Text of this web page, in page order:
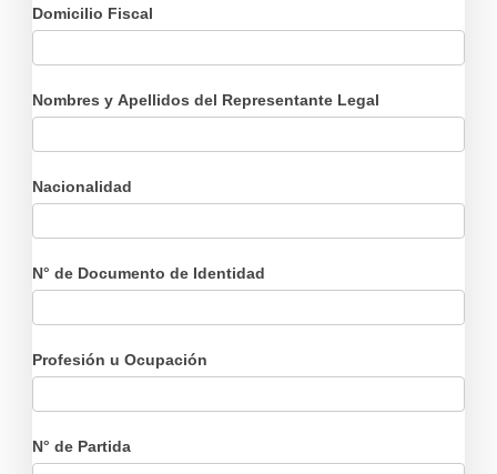
Domicilio Fiscal
Nombres y Apellidos del Representante Legal
Nacionalidad
N° de Documento de Identidad
Profesión u Ocupación
N° de Partida